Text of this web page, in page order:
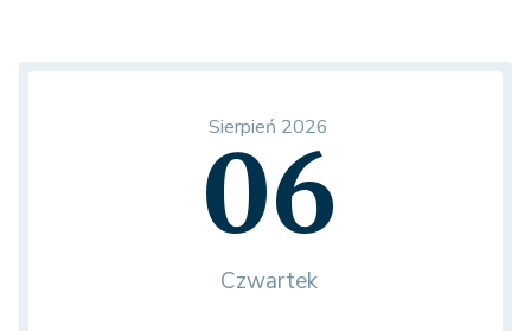
Sierpień 2026
06
Czwartek